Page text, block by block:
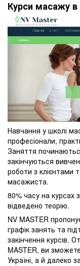
Курси масажу в
Навчання у школі
професіонали,
Заняття
закінчуються
роботи з клієнтами
масажиста.
80% часу на курсах
відведено теорію.
NV MASTER
графік занять та
закінчення курсів.
MASTER, ви
Україні, а й далеко